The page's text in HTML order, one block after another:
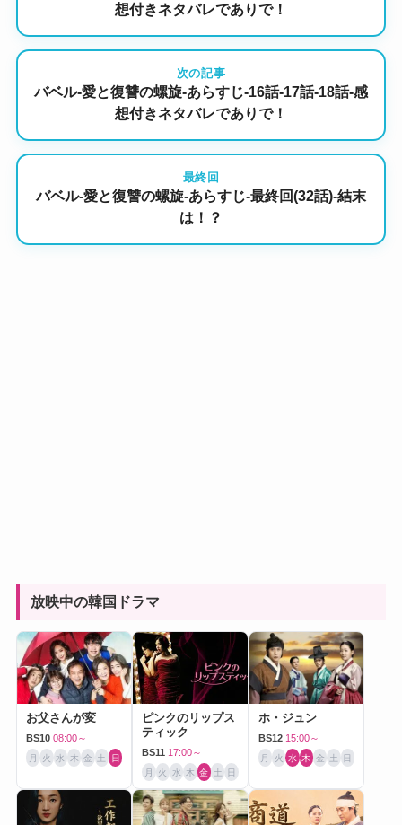
想付きネタバレでありで！
次の記事
バベル-愛と復讐の螺旋-あらすじ-16話-17話-18話-感
想付きネタバレでありで！
最終回
バベル-愛と復讐の螺旋-あらすじ-最終回(32話)-結末
は！？
放映中の韓国ドラマ
お父さんが変
BS10 08:00～
月 火 水 木 金 土 日
ピンクのリップス
ティック
BS11 17:00～
月 火 水 木 金 土 日
ホ・ジュン
BS12 15:00～
月 火 水 木 金 土 日